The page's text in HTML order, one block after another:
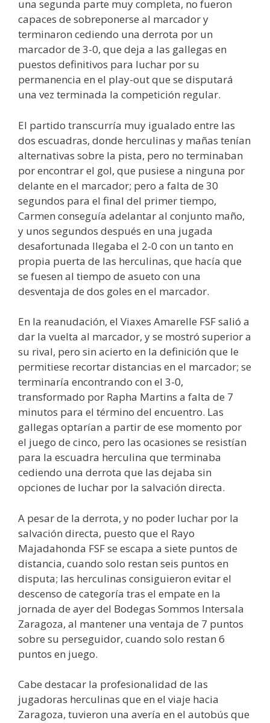
una segunda parte muy completa, no fueron
capaces de sobreponerse al marcador y
terminaron cediendo una derrota por un
marcador de 3-0, que deja a las gallegas en
puestos definitivos para luchar por su
permanencia en el play-out que se disputará
una vez terminada la competición regular.
El partido transcurría muy igualado entre las
dos escuadras, donde herculinas y mañas tenían
alternativas sobre la pista, pero no terminaban
por encontrar el gol, que pusiese a ninguna por
delante en el marcador; pero a falta de 30
segundos para el final del primer tiempo,
Carmen conseguía adelantar al conjunto maño,
y unos segundos después en una jugada
desafortunada llegaba el 2-0 con un tanto en
propia puerta de las herculinas, que hacía que
se fuesen al tiempo de asueto con una
desventaja de dos goles en el marcador.
En la reanudación, el Viaxes Amarelle FSF salió a
dar la vuelta al marcador, y se mostró superior a
su rival, pero sin acierto en la definición que le
permitiese recortar distancias en el marcador; se
terminaría encontrando con el 3-0,
transformado por Rapha Martins a falta de 7
minutos para el término del encuentro. Las
gallegas optarían a partir de ese momento por
el juego de cinco, pero las ocasiones se resistían
para la escuadra herculina que terminaba
cediendo una derrota que las dejaba sin
opciones de luchar por la salvación directa.
A pesar de la derrota, y no poder luchar por la
salvación directa, puesto que el Rayo
Majadahonda FSF se escapa a siete puntos de
distancia, cuando solo restan seis puntos en
disputa; las herculinas consiguieron evitar el
descenso de categoría tras el empate en la
jornada de ayer del Bodegas Sommos Intersala
Zaragoza, al mantener una ventaja de 7 puntos
sobre su perseguidor, cuando solo restan 6
puntos en juego.
Cabe destacar la profesionalidad de las
jugadoras herculinas que en el viaje hacia
Zaragoza, tuvieron una avería en el autobús que